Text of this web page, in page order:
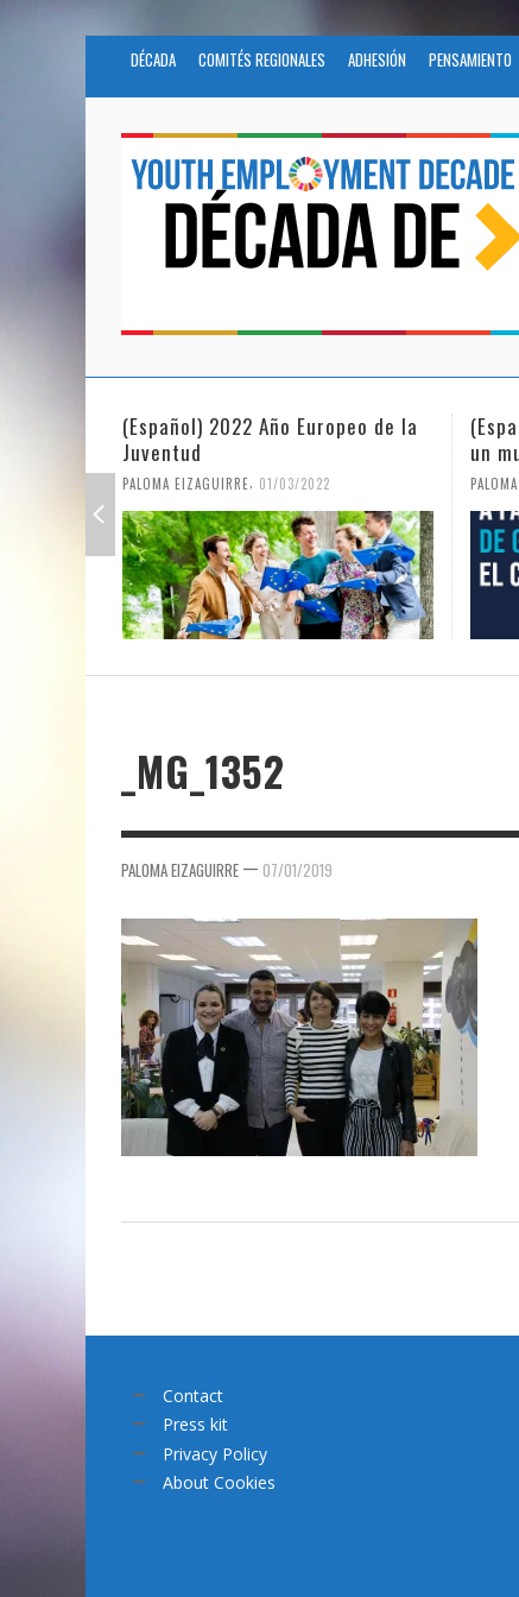
DÉCADA COMITÉS REGIONALES ADHESIÓN PENSAMIENTO
(Español) 2022 Año Europeo de la
Juventud
PALOMA EIZAGUIRRE 01/03/2022
un
_MG_1352
PALOMA EIZAGUIRRE — 07/01/2019
Contact
Press kit
Privacy Policy
About Cookies